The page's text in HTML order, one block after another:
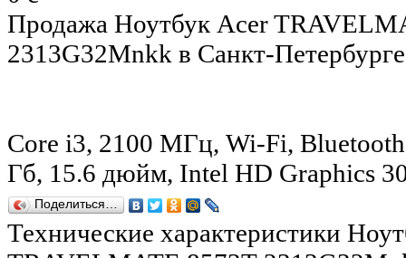
Продажа Ноутбук Acer
2313G32Mnkk в Санкт-
Core i3, 2100 МГц, Wi-Fi,
Гб, 15.6 дюйм, Intel HD Graphics
Поделиться…
Технические характеристики